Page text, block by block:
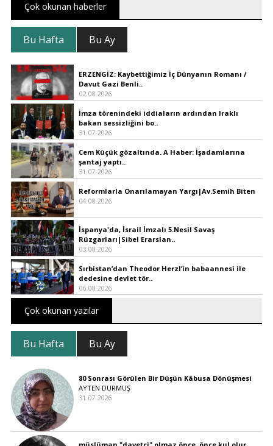
Çok okunan haberler
Bu Hafta Bu Ay
ERZENGİZ: Kaybettiğimiz İç Dünyanın Romanı /
Davut Gazi Benli..
02.08.2026
İmza törenindeki iddiaların ardından Iraklı
bakan sessizliğini bo..
31.07.2026
Cem Küçük gözaltında. A Haber: İşadamlarına
şantaj yaptı..
31.07.2026
Reformlarla Onarılamayan Yargı|Av.Semih Biten
04.08.2026
İspanya'da, İsrail İmzalı 5.Nesil Savaş
Rüzgarları|Sibel Erarslan..
03.08.2026
Sırbistan’dan Theodor Herzl’in babaannesi ile
dedesine devlet tör..
06.08.2026
Çok okunan yazılar
Bu Hafta Bu Ay
80 Sonrası Görülen Bir Düşün Kâbusa Dönüşmesi
AYTEN DURMUŞ
31.07.2026